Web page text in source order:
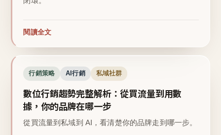
閱讀全文
行銷策略 AI行銷 私域社群
數位行銷趨勢完整解析：從買流量到用數
據，你的品牌在哪一步
從買流量到私域到 AI，看清楚你的品牌走到哪一步。